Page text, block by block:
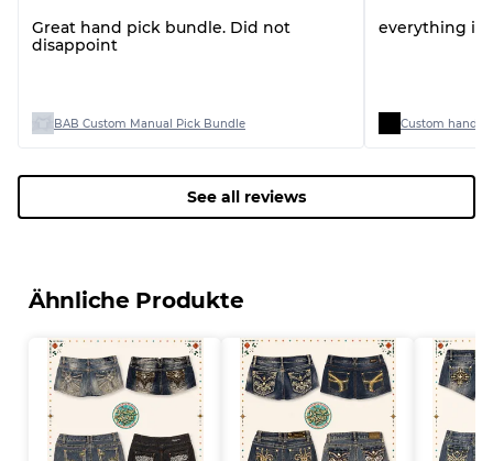
Great hand pick bundle. Did not
disappoint
BAB Custom Manual Pick Bundle
everything is
Custom
See all reviews
Ähnliche Produkte